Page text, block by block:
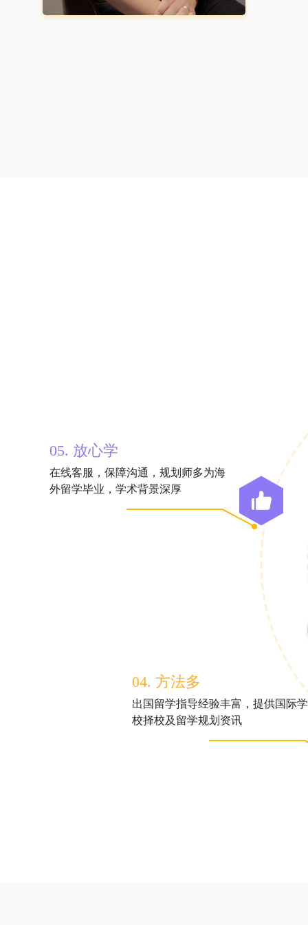
04. 方法多
出国留学指导经验丰富，提供国际学
校择校及留学规划资讯
05. 放心学
在线客服，保障沟通，规划师多为海
外留学毕业，学术背景深厚